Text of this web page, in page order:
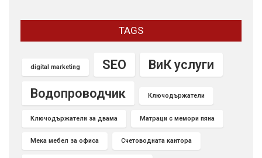
TAGS
digital marketing SEO
ВиК услуги
Водопроводчик
Ключодържатели
Ключодържатели за двама Матраци с мемори пяна
Мека мебел за офиса Счетоводната кантора